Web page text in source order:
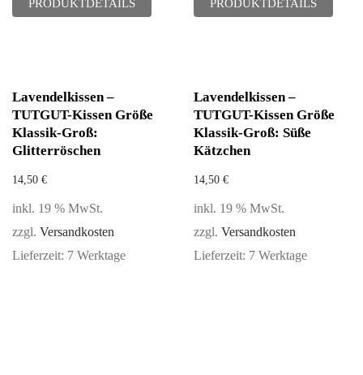
PRODUKTDETAILS PRODUKTDETAILS
Lavendelkissen –
TUTGUT-Kissen Größe
Klassik-Groß:
Glitterröschen
14,50 €
inkl. 19 % MwSt.
zzgl. Versandkosten
Lieferzeit: 7 Werktage
Lavendelkissen –
TUTGUT-Kissen Größe
Klassik-Groß: Süße
Kätzchen
14,50 €
inkl. 19 % MwSt.
zzgl. Versandkosten
Lieferzeit: 7 Werktage